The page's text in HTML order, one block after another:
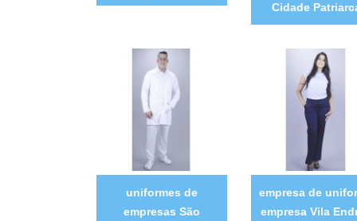
Cidade
uniformes de
empresas São
empresa de
empresa Vila